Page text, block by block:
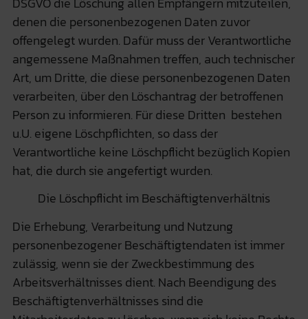
denen die personenbezogenen Daten zuvor
offengelegt wurden. Dafür muss der Verantwortliche
angemessene Maßnahmen treffen, auch technischer
Art, um Dritte, die diese personenbezogenen Daten
verarbeiten, über den Löschantrag der betroffenen
Person zu informieren. Für diese Dritten bestehen
u.U. eigene Löschpflichten, so dass der
Verantwortliche keine Löschpflicht bezüglich Kopien
hat, die durch sie angefertigt wurden.
Die Löschpflicht im Beschäftigtenverhältnis
Die Erhebung, Verarbeitung und Nutzung
personenbezogener Beschäftigtendaten ist immer
zulässig, wenn sie der Zweckbestimmung des
Arbeitsverhältnisses dient. Nach Beendigung des
Beschäftigtenverhältnisses sind die